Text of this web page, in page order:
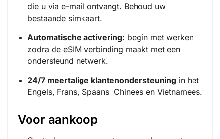
die u via e-mail ontvangt. Behoud uw
bestaande simkaart.
Automatische activering: begin met werken
zodra de eSIM verbinding maakt met een
ondersteund netwerk.
24/7 meertalige klantenondersteuning in het
Engels, Frans, Spaans, Chinees en Vietnamees.
Voor aankoop